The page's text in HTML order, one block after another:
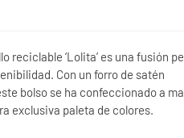
reciclable ‘Lolita’ es una fusión
Con un forro de satén
bolso se ha confeccionado a
exclusiva paleta de colores.